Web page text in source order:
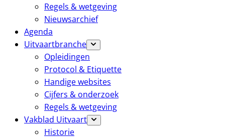
Regels & wetgeving
Nieuwsarchief
Agenda
Uitvaartbranche
Opleidingen
Protocol & Etiquette
Handige websites
Cijfers & onderzoek
Regels & wetgeving
Vakblad Uitvaart
Historie